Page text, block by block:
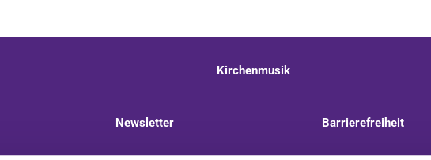
Kirchenmusik
Newsletter Barrierefreiheit